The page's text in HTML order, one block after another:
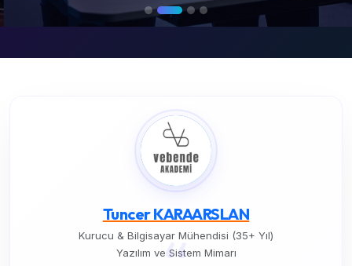
Tuncer KARAARSLAN
Kurucu & Bilgisayar Mühendisi (35+ Yıl)
Yazılım ve Sistem Mimarı